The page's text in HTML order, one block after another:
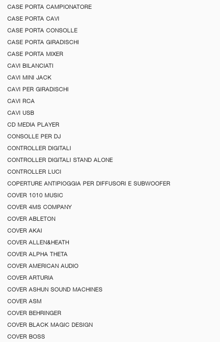
CASE PORTA CAMPIONATORE
CASE PORTA CAVI
CASE PORTA CONSOLLE
CASE PORTA GIRADISCHI
CASE PORTA MIXER
CAVI BILANCIATI
CAVI MINI JACK
CAVI PER GIRADISCHI
CAVI RCA
CAVI USB
CD MEDIA PLAYER
CONSOLLE PER DJ
CONTROLLER DIGITALI
CONTROLLER DIGITALI STAND ALONE
CONTROLLER LUCI
COPERTURE ANTIPIOGGIA PER DIFFUSORI E SUBWOOFER
COVER 1010 MUSIC
COVER 4MS COMPANY
COVER ABLETON
COVER AKAI
COVER ALLEN&HEATH
COVER ALPHA THETA
COVER AMERICAN AUDIO
COVER ARTURIA
COVER ASHUN SOUND MACHINES
COVER ASM
COVER BEHRINGER
COVER BLACK MAGIC DESIGN
COVER BOSS